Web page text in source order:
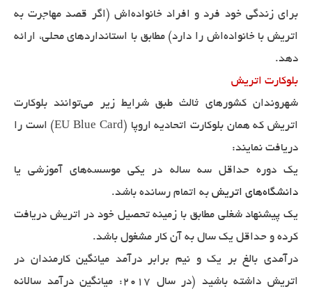
برای زندگی خود فرد و افراد خانواده‌اش (اگر قصد مهاجرت به
اتریش با خانواده‌اش را دارد) مطابق با استانداردهای محلی، ارائه
دهد.
بلوکارت اتریش
شهروندان کشورهای ثالث طبق شرایط زیر می‌توانند بلوکارت
اتریش که همان بلوکارت اتحادیه اروپا (EU Blue Card) است را
دریافت نمایند:
یک دوره حداقل سه ساله در یکی موسسه‌های آموزشی یا
دانشگاه‌های اتریش به اتمام رسانده باشد.
یک پیشنهاد شغلی مطابق با زمینه تحصیل خود در اتریش دریافت
کرده و حداقل یک سال به آن کار مشغول باشد.
درآمدی بالغ بر یک و نیم برابر درآمد میانگین کارمندان در
اتریش داشته باشید (در سال 2017: میانگین درآمد سالانه